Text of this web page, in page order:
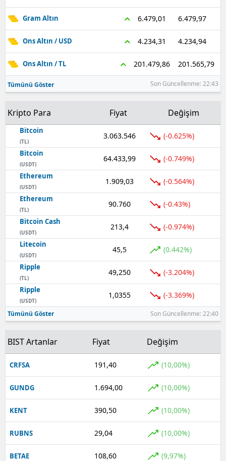
Gram Altın 6.479,01 6.479,97
Ons Altın / USD 4.234,31 4.234,94
Ons Altın / TL 201.479,86 201.565,79
Tümünü Göster Son Güncellenme: 22:43
Kripto Para Fiyat Değişim
Bitcoin
(TL)
3.063.546 (-0.625%)
Bitcoin
(USDT)
64.433,99 (-0.749%)
Ethereum
(USDT)
1.909,03 (-0.564%)
Ethereum
(TL)
90.760 (-0.43%)
Bitcoin Cash
(USDT)
213,4 (-0.974%)
Litecoin
(USDT)
45,5 (0.442%)
Ripple
(TL)
49,250 (-3.204%)
Ripple
(USDT)
1,0355 (-3.369%)
Tümünü Göster Son Güncellenme: 22:40
BIST Artanlar Fiyat Değişim
CRFSA 191,40 (10,00%)
GUNDG 1.694,00 (10,00%)
KENT 390,50 (10,00%)
RUBNS 29,04 (10,00%)
BETAE 108,60 (9,97%)